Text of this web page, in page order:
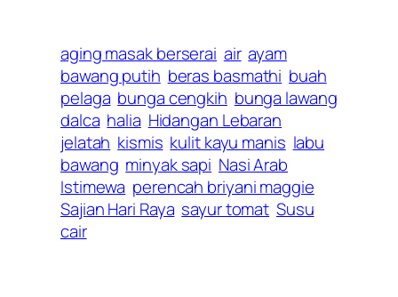
aging masak berserai air ayam
bawang putih beras basmathi buah
pelaga bunga cengkih bunga lawang
dalca halia Hidangan Lebaran
jelatah kismis kulit kayu manis labu
bawang minyak sapi Nasi Arab
Istimewa perencah briyani maggie
Sajian Hari Raya sayur tomat Susu
cair